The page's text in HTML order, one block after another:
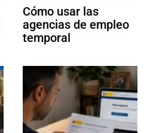
Cómo usar las
agencias de empleo
temporal